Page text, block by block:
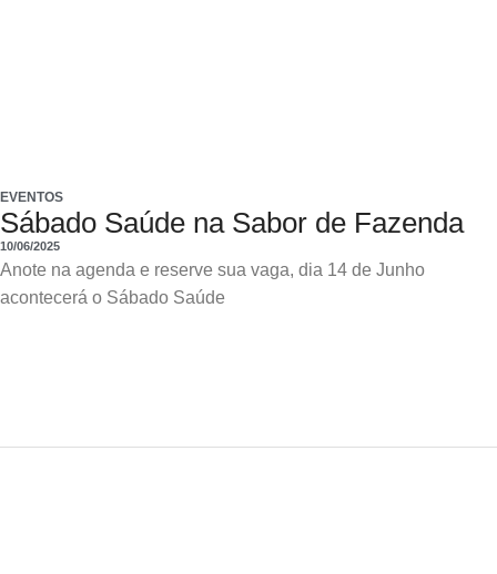
EVENTOS
Sábado Saúde na Sabor de Fazenda
10/06/2025
Anote na agenda e reserve sua vaga, dia 14 de Junho
acontecerá o Sábado Saúde